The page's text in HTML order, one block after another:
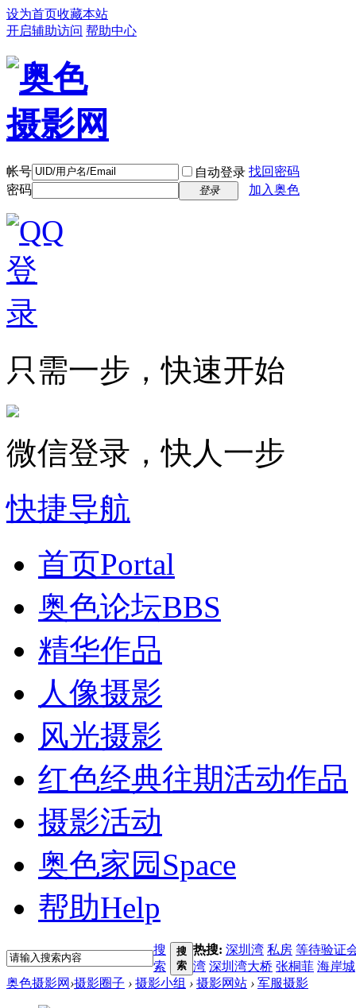
设为首页收藏本站
开启辅助访问 帮助中心
帐号 自动登录 找回密码
密码
登录 加入奥色
只需一步，快速开始
微信登录，快人一步
快捷导航
首页Portal
奥色论坛BBS
精华作品
人像摄影
风光摄影
红色经典往期活动作品
摄影活动
奥色家园 Space
帮助Help
搜
索
搜
索
热搜: 深圳湾 私房 等待验证
湾 深圳湾大桥 张桐菲 海岸城
奥色摄影网 ›摄影圈子 › 摄影小组 › 摄影网站 › 军服摄影